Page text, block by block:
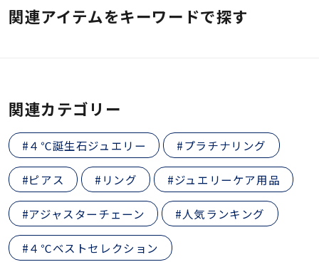
関連アイテムをキーワードで探す
関連カテゴリー
#４℃誕生石ジュエリー #プラチナリング
#ピアス #リング #ジュエリーケア用品
#アジャスターチェーン #人気ランキング
#４℃ベストセレクション